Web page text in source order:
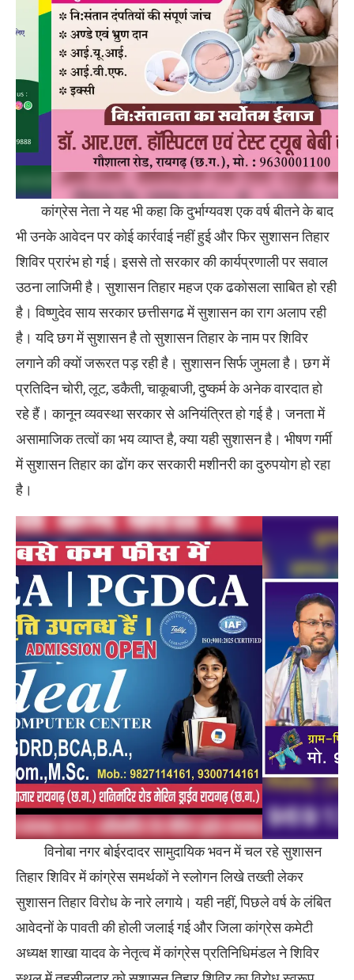
कांग्रेस नेता ने यह भी कहा कि दुर्भाग्यवश एक वर्ष बीतने के बाद
भी उनके आवेदन पर कोई कार्रवाई नहीं हुई और फिर सुशासन तिहार
शिविर प्रारंभ हो गई। इससे तो सरकार की कार्यप्रणाली पर सवाल
उठना लाजिमी है। सुशासन तिहार महज एक ढकोसला साबित हो रही
है। विष्णुदेव साय सरकार छत्तीसगढ में सुशासन का राग अलाप रही
है। यदि छग में सुशासन है तो सुशासन तिहार के नाम पर शिविर
लगाने की क्यों जरूरत पड़ रही है। सुशासन सिर्फ जुमला है। छग में
प्रतिदिन चोरी, लूट, डकैती, चाकूबाजी, दुष्कर्म के अनेक वारदात हो
रहे हैं। कानून व्यवस्था सरकार से अनियंत्रित हो गई है। जनता में
असामाजिक तत्वों का भय व्याप्त है, क्या यही सुशासन है। भीषण गर्मी
में सुशासन तिहार का ढोंग कर सरकारी मशीनरी का दुरुपयोग हो रहा
है।
विनोबा नगर बोईरदादर सामुदायिक भवन में चल रहे सुशासन
तिहार शिविर में कांग्रेस समर्थकों ने स्लोगन लिखे तख्ती लेकर
सुशासन तिहार विरोध के नारे लगाये। यही नहीं, पिछले वर्ष के लंबित
आवेदनों के पावती की होली जलाई गई और जिला कांग्रेस कमेटी
अध्यक्ष शाखा यादव के नेतृत्व में कांग्रेस प्रतिनिधिमंडल ने शिविर